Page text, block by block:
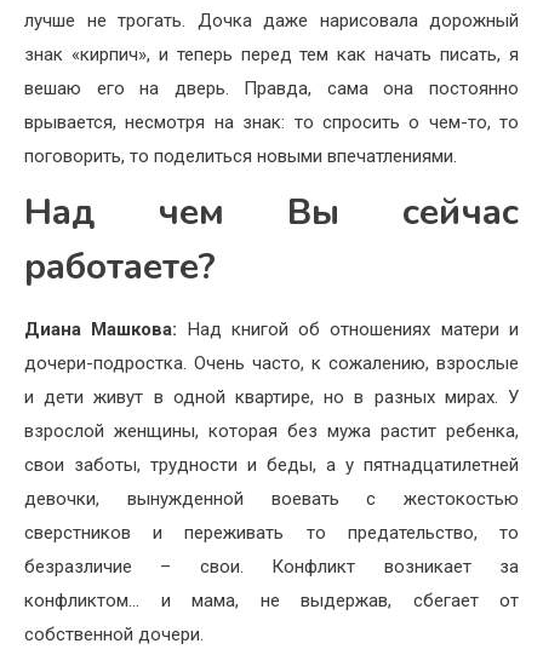
лучше не трогать. Дочка даже нарисовала дорожный
знак «кирпич», и теперь перед тем как начать писать, я
вешаю его на дверь. Правда, сама она постоянно
врывается, несмотря на знак: то спросить о чем-то, то
поговорить, то поделиться новыми впечатлениями.
Над чем Вы сейчас
работаете?
Диана Машкова: Над книгой об отношениях матери и
дочери-подростка. Очень часто, к сожалению, взрослые
и дети живут в одной квартире, но в разных мирах. У
взрослой женщины, которая без мужа растит ребенка,
свои заботы, трудности и беды, а у пятнадцатилетней
девочки, вынужденной воевать с жестокостью
сверстников и переживать то предательство, то
безразличие – свои. Конфликт возникает за
конфликтом… и мама, не выдержав, сбегает от
собственной дочери.